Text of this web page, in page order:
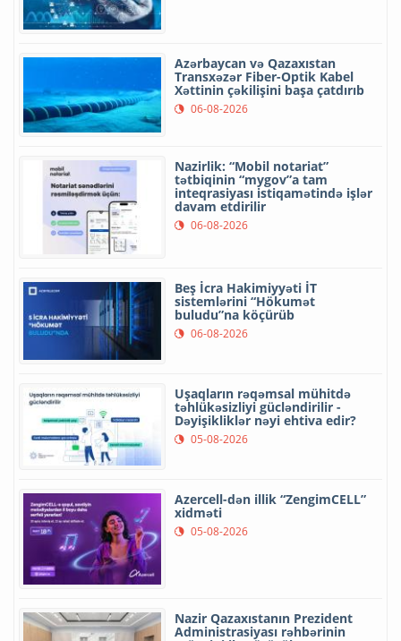
Azərbaycan və Qazaxıstan
Transxəzər Fiber-Optik Kabel
Xəttinin çəkilişini başa çatdırıb
06-08-2026
Nazirlik: “Mobil notariat”
tətbiqinin “mygov”a tam
inteqrasiyası istiqamətində işlər
davam etdirilir
06-08-2026
Beş İcra Hakimiyyəti İT
sistemlərini “Hökumət
buludu”na köçürüb
06-08-2026
Uşaqların rəqəmsal mühitdə
təhlükəsizliyi gücləndirilir -
Dəyişikliklər nəyi ehtiva edir?
05-08-2026
Azercell-dən illik “ZengimCELL”
xidməti
05-08-2026
Nazir Qazaxıstanın Prezident
Administrasiyası rəhbərinin